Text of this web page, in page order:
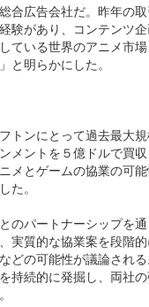
合広告会社だ。昨年の
験があり、コンテンツ
ている世界のアニメ市
と明らかにした。
トンにとって過去最大
メントを５億ドルで買
メとゲームの協業の可
た。
のパートナーシップを
実質的な協業案を段階
どの可能性が議論され
持続的に発掘し、両社